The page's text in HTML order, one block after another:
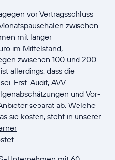
vor Vertragsschluss
zwischen
mit langer
im Mittelstand,
zwischen 100 und 200
allerdings, dass die
Erst-Audit, AVV-
und Vor-
separat ab. Welche
sie kosten, steht in unserer
.